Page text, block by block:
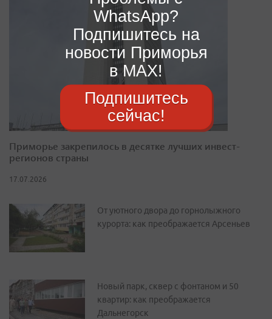
Приморье закрепилось в десятке лучших инвест-
регионов страны
17.07.2026
От уютного двора до горнолыжного
курорта: как преображается Арсеньев
Новый парк, сквер с фонтаном и 50
квартир: как преображается
Дальнегорск
WhatsApp?
Подпишитесь на
новости Приморья
в MAX!
Подпишитесь
сейчас!